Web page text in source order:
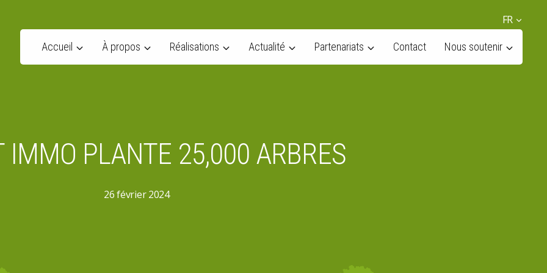
FR
Accueil À propos Réalisations Actualité Partenariats Contact Nous soutenir
IMMO PLANTE 25,000 ARBRES
26 février 2024